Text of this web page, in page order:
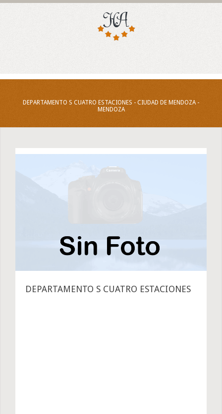
DEPARTAMENTO S CUATRO ESTACIONES - CIUDAD DE MENDOZA -
MENDOZA
DEPARTAMENTO S CUATRO ESTACIONES